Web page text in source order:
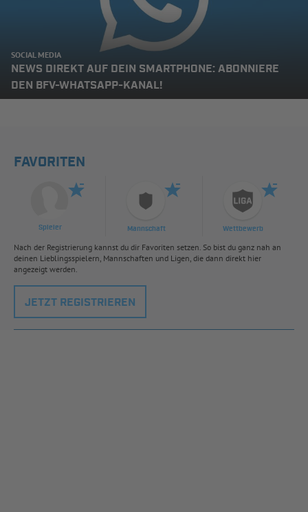
SOCIAL MEDIA
NEWS DIREKT AUF DEIN SMARTPHONE: ABONNIERE
DEN BFV-WHATSAPP-KANAL!
FAVORITEN
Spieler Mannschaft Wettbewerb
Nach der Registrierung kannst du dir Favoriten setzen. So bist du ganz nah an
deinen Lieblingsspielern, Mannschaften und Ligen, die dann direkt hier
angezeigt werden.
JETZT REGISTRIEREN